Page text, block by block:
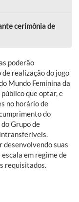
cerimônia de
poderão
realização do jogo
Mundo Feminina da
que optar, e
no horário de
do
Grupo de
suas
em regime de
requisitados.